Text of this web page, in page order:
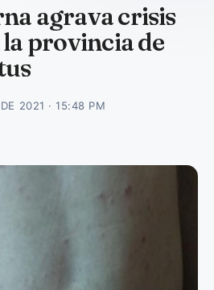
agrava crisis
provincia de
2021 · 15:48 PM